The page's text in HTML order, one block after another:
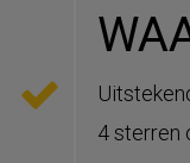
4 sterren